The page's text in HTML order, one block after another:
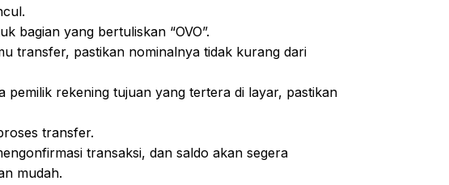
bagian yang bertuliskan “OVO”.
transfer, pastikan nominalnya tidak kurang dari
pemilik rekening tujuan yang tertera di layar, pastikan
transfer.
transaksi, dan saldo akan segera
mudah.